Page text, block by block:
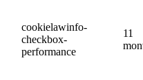
cookielawinfo-
checkbox-
performance
11